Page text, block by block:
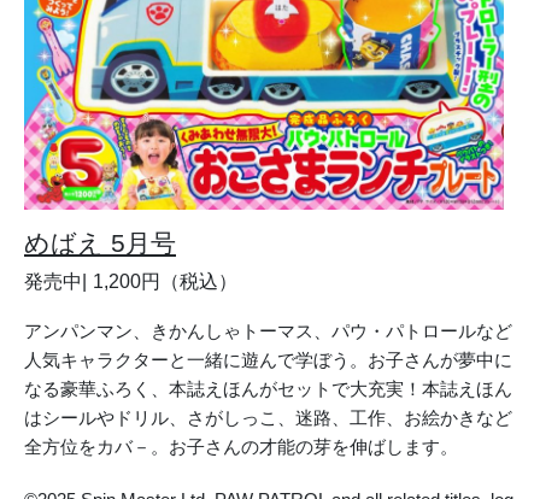
めばえ 5月号
発売中 1,200円（税込）
アンパンマン、きかんしゃトーマス、パウ・パトロールなど
人気キャラクターと一緒に遊んで学ぼう。お子さんが夢中に
なる豪華ふろく、本誌えほんがセットで大充実！本誌えほん
はシールやドリル、さがしっこ、迷路、工作、お絵かきなど
全方位をカバ－。お子さんの才能の芽を伸ばします。